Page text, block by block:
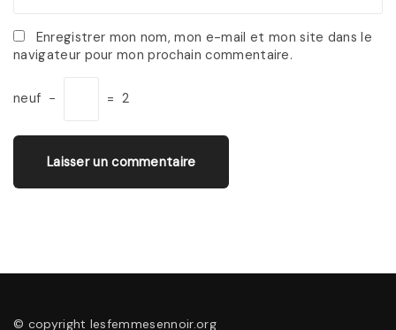
*
a
i
l
Enregistrer mon nom, mon e-mail et mon site dans le
navigateur pour mon prochain commentaire.
neuf − = 2
© copyright lesfemmesennoir.org